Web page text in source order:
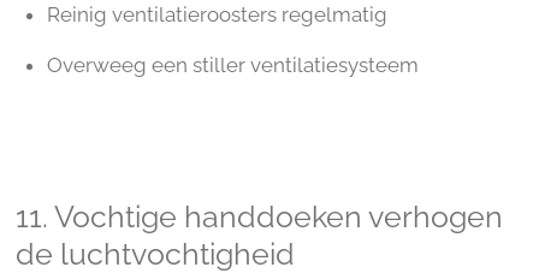
Reinig ventilatieroosters regelmatig
Overweeg een stiller ventilatiesysteem
11. Vochtige handdoeken verhogen
de luchtvochtigheid